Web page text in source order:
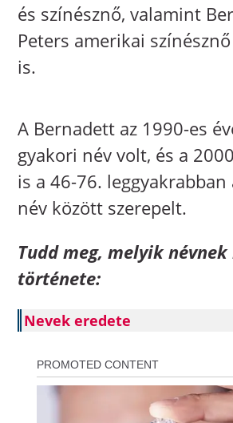
és színésznő, valamint
Peters amerikai
is.
A Bernadett az 1990-es
gyakori név volt, és a
is a 46-76.
név között szerepelt.
Tudd meg, melyik
története:
Nevek eredete